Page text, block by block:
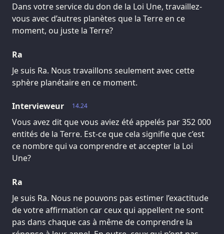
Dans votre service du don de la Loi Une, travaillez-
vous avec d’autres planètes que la Terre en ce
moment, ou juste la Terre?
Ra
Je suis Ra. Nous travaillons seulement avec cette
sphère planétaire en ce moment.
14.24
Intervieweur
Vous avez dit que vous aviez été appelés par 352 000
entités de la Terre. Est-ce que cela signifie que c’est
ce nombre qui va comprendre et accepter la Loi
Une?
Ra
Je suis Ra. Nous ne pouvons pas estimer l’exactitude
de votre affirmation car ceux qui appellent ne sont
pas dans chaque cas à même de comprendre la